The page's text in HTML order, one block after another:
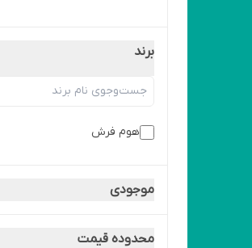
برند
هوم فرش
موجودی
محدوده قیمت